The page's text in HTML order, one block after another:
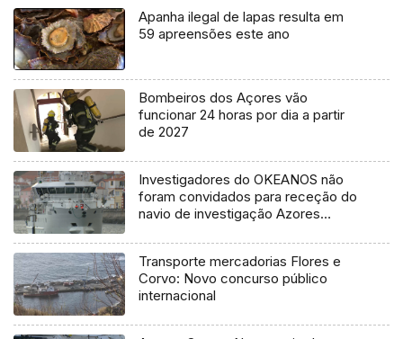
Apanha ilegal de lapas resulta em
59 apreensões este ano
Bombeiros dos Açores vão
funcionar 24 horas por dia a partir
de 2027
Investigadores do OKEANOS não
foram convidados para receção do
navio de investigação Azores
Transporte mercadorias Flores e
Corvo: Novo concurso público
internacional